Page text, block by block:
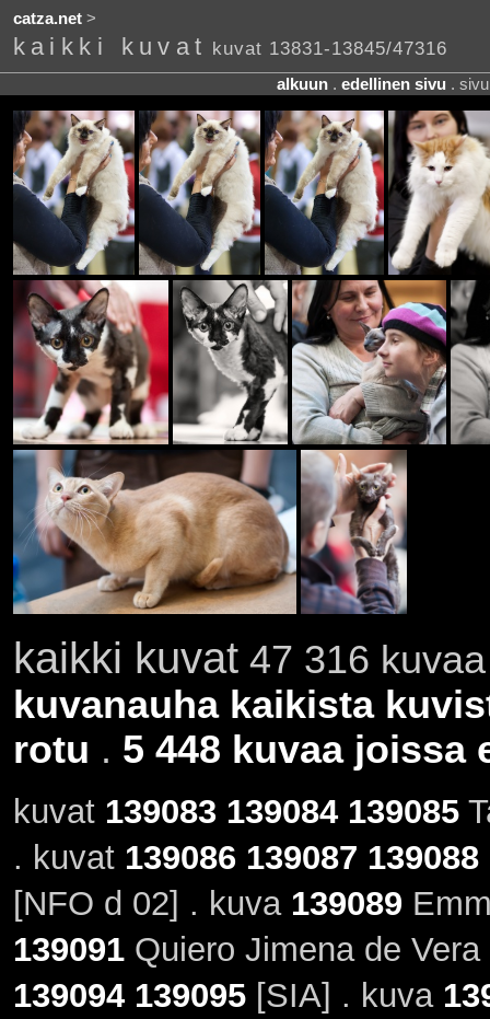
catza.net>
kaikki kuvat kuvat 13831-13845/47316
alkuun . edellinen sivu .
kaikki kuvat47 316
kuvanauha kaikista
rotu . 5 448 kuvaa joissa
kuvat 139083 139084 139085
. kuvat 139086 139087 139088
[NFO d 02] . kuva 139089
139091Quiero Jimena de
139094 139095[SIA] . kuva